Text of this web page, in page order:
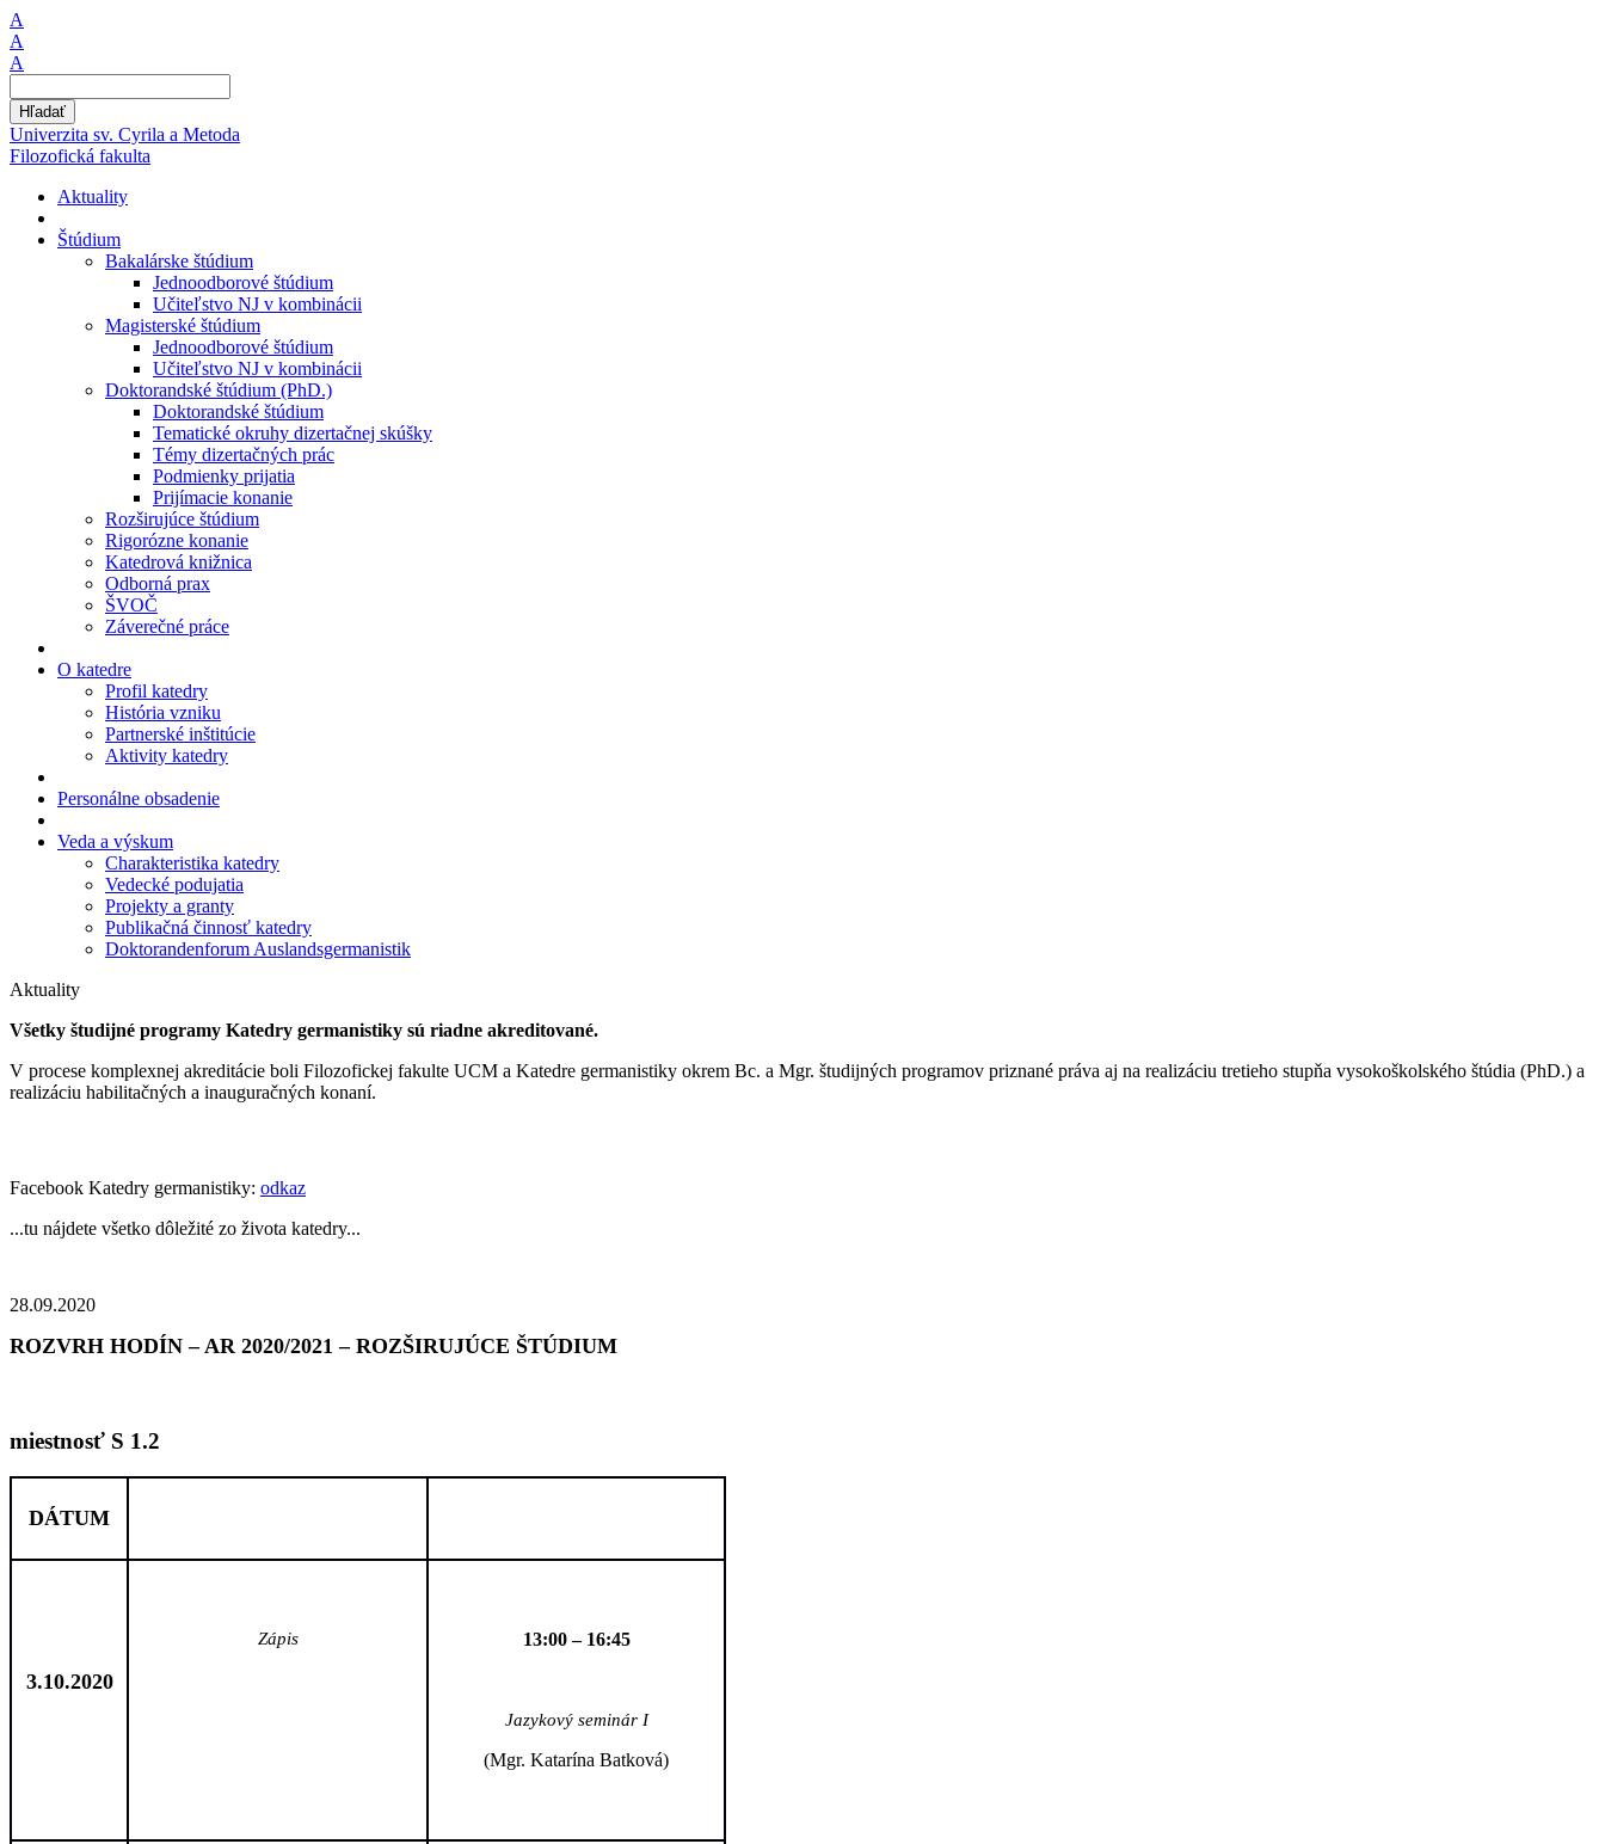
A
A
A
Hľadať
Univerzita sv. Cyrila a Metoda
Filozofická fakulta
Aktuality
Štúdium
Bakalárske štúdium
Jednoodborové štúdium
Učiteľstvo NJ v kombinácii
Magisterské štúdium
Jednoodborové štúdium
Učiteľstvo NJ v kombinácii
Doktorandské štúdium (PhD.)
Doktorandské štúdium
Tematické okruhy dizertačnej skúšky
Témy dizertačných prác
Podmienky prijatia
Prijímacie konanie
Rozširujúce štúdium
Rigorózne konanie
Katedrová knižnica
Odborná prax
ŠVOČ
Záverečné práce
O katedre
Profil katedry
História vzniku
Partnerské inštitúcie
Aktivity katedry
Personálne obsadenie
Veda a výskum
Charakteristika katedry
Vedecké podujatia
Projekty a granty
Publikačná činnosť katedry
Doktorandenforum Auslandsgermanistik
Aktuality
Všetky študijné programy Katedry germanistiky sú riadne akreditované.
V procese komplexnej akreditácie boli Filozofickej fakulte UCM a Katedre germanistiky okrem Bc. a Mgr. študijných programov priznané práva aj na realizáciu tretieho stupňa vysokoškolského štúdia (PhD.) a
realizáciu habilitačných a inauguračných konaní.
Facebook Katedry germanistiky: odkaz
...tu nájdete všetko dôležité zo života katedry...
28.09.2020
ROZVRH HODÍN – AR 2020/2021 – ROZŠIRUJÚCE ŠTÚDIUM
miestnosť S 1.2
DÁTUM
3.10.2020
Zápis 13:00 – 16:45
Jazykový seminár I
(Mgr. Katarína Batková)